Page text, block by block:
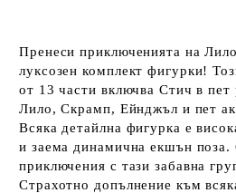
Пренеси приключенията на
луксозен комплект фигурки!
от 13 части включва Стич в пет
Лило, Скрамп, Ейнджъл и пет
Всяка детайлна фигурка е
и заема динамична екшън поза.
приключения с тази забавна
Страхотно допълнение към